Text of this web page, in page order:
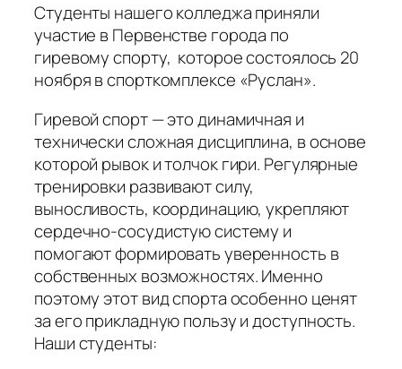
Студенты нашего колледжа приняли
участие в Первенстве города по
гиревому спорту, которое состоялось 20
ноября в спорткомплексе «Руслан».
Гиревой спорт — это динамичная и
технически сложная дисциплина, в основе
которой рывок и толчок гири. Регулярные
тренировки развивают силу,
выносливость, координацию, укрепляют
сердечно-сосудистую систему и
помогают формировать уверенность в
собственных возможностях. Именно
поэтому этот вид спорта особенно ценят
за его прикладную пользу и доступность.
Наши студенты: